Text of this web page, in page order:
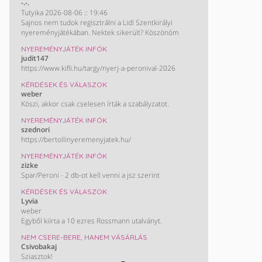
-.-.
Tutyika 2026-08-06 :: 19:46
Sajnos nem tudok regisztrálni a Lidl Szentkirályi
nyereményjátékában. Nektek sikerült? Köszönöm
NYEREMÉNYJÁTÉK INFÓK
judit147
https://www.kifli.hu/targy/nyerj-a-peronival-2026
KÉRDÉSEK ÉS VÁLASZOK
weber
Köszi, akkor csak cselesen írták a szabályzatot.
NYEREMÉNYJÁTÉK INFÓK
szednori
https://bertollinyeremenyjatek.hu/
NYEREMÉNYJÁTÉK INFÓK
zizke
Spar/Peroni - 2 db-ot kell venni a jsz szerint
KÉRDÉSEK ÉS VÁLASZOK
Lyvia
weber
Egyből kiírta a 10 ezres Rossmann utalványt.
NEM CSERE-BERE, HANEM VÁSÁRLÁS
Csivobakaj
Sziasztok!